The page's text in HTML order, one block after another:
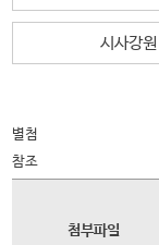
시사강원
별첨
참조
첨부파일